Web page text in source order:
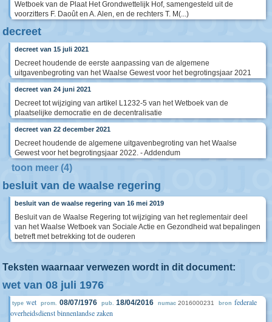
Wetboek van de Plaat Het Grondwettelijk Hof, samengesteld uit de
voorzitters F. Daoût en A. Alen, en de rechters T. M(...)
decreet
decreet van 15 juli 2021
Decreet houdende de eerste aanpassing van de algemene
uitgavenbegroting van het Waalse Gewest voor het begrotingsjaar 2021
decreet van 24 juni 2021
Decreet tot wijziging van artikel L1232-5 van het Wetboek van de
plaatselijke democratie en de decentralisatie
decreet van 22 december 2021
Decreet houdende de algemene uitgavenbegroting van het Waalse
Gewest voor het begrotingsjaar 2022. - Addendum
toon meer (4)
besluit van de waalse regering
besluit van de waalse regering van 16 mei 2019
Besluit van de Waalse Regering tot wijziging van het reglementair deel
van het Waalse Wetboek van Sociale Actie en Gezondheid wat bepalingen
betreft met betrekking tot de ouderen
Teksten waarnaar verwezen wordt in dit document:
wet van 08 juli 1976
type wet prom. 08/07/1976 pub. 18/04/2016 numac 2016000231 bron federale
overheidsdienst binnenlandse zaken